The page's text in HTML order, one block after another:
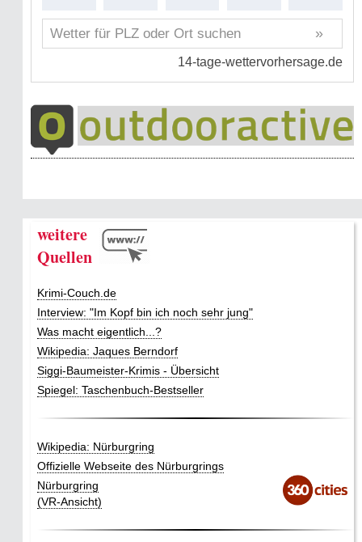
weitere
Quellen
Krimi-Couch.de
Interview: "Im Kopf bin ich noch sehr jung"
Was macht eigentlich...?
Wikipedia: Jaques Berndorf
Siggi-Baumeister-Krimis - Übersicht
Spiegel: Taschenbuch-Bestseller
Wikipedia: Nürburgring
Offizielle Webseite des Nürburgrings
Nürburgring
(VR-Ansicht)